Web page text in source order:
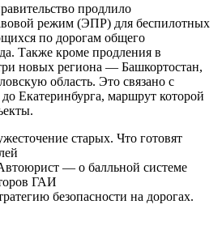
продлило
режим (ЭПР) для беспилотных
по дорогам общего
Также кроме продления в
новых региона — Башкортостан,
область. Это связано с
Екатеринбурга, маршрут которой
старых. Что готовят
— о балльной системе
ГАИ
безопасности на дорогах.